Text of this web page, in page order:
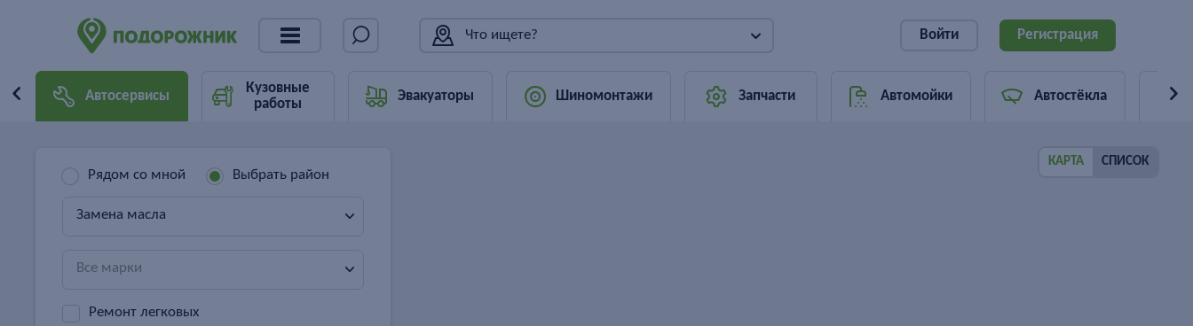
Что ищете? Войти Регистрация
Автосервисы
Кузовные
работы
Эвакуаторы Шиномонтажи Запчасти Автомойки Автостёкла
КАРТА СПИСОК
Рядом со мной Выбрать район
Замена масла
Все марки
Ремонт легковых